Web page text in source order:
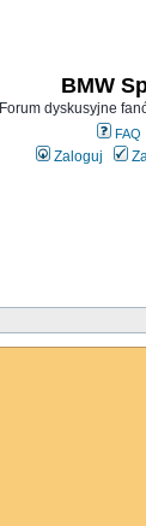
BMW
Forum dyskusyjne
FAQ
Zaloguj